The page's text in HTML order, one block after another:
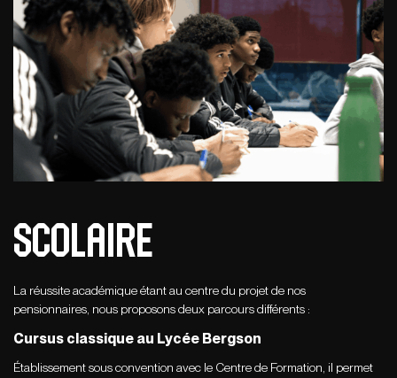
Scolaire
La réussite académique étant au centre du projet de nos
pensionnaires, nous proposons deux parcours différents :
Cursus classique au Lycée Bergson
Établissement sous convention avec le Centre de Formation, il permet